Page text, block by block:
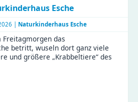
Esche
| Naturkinderhaus Esche
Freitagmorgen das
betritt, wuseln dort ganz viele
und größere „Krabbeltiere“ des